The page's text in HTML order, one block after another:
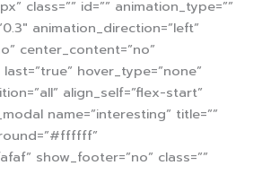
class=”” id=”” animation_type=””
animation_direction=”left”
center_content=”no”
hover_type=”none”
align_self=”flex-start”
name=”interesting” title=””
show_footer=”no” class=””